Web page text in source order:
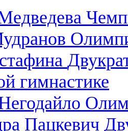
гимнастике
Пацкевич